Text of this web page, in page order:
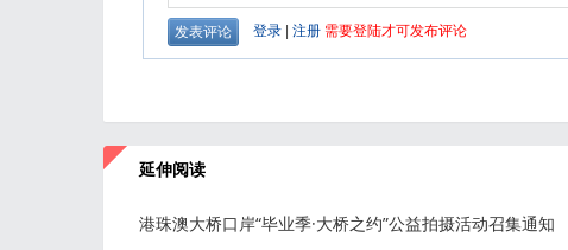
延伸阅读
港珠澳大桥口岸“毕业季·大桥之约”公益拍摄活动召集通知